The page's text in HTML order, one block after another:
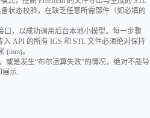
状态校验，在缺乏任意所需部件（如必填的
，以成功调用后台本地小模型。每一步骤
API 的所有 IGS 和 STL 文件必须绝对保持
(mm)。
或是发生“布尔运算失败”的情况，绝对不能导
展示.